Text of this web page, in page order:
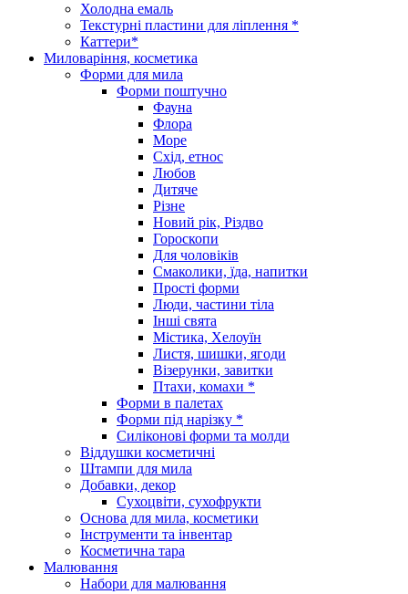
Холодна емаль
Текстурні пластини для ліплення *
Каттери*
Миловаріння, косметика
Форми для мила
Форми поштучно
Фауна
Флора
Море
Схід, етнос
Любов
Дитяче
Різне
Новий рік, Різдво
Гороскопи
Для чоловіків
Смаколики, їда, напитки
Прості форми
Люди, частини тіла
Інші свята
Містика, Хелоуїн
Листя, шишки, ягоди
Візерунки, завитки
Птахи, комахи *
Форми в палетах
Форми під нарізку *
Силіконові форми та молди
Віддушки косметичні
Штампи для мила
Добавки, декор
Сухоцвіти, сухофрукти
Основа для мила, косметики
Інструменти та інвентар
Косметична тара
Малювання
Набори для малювання